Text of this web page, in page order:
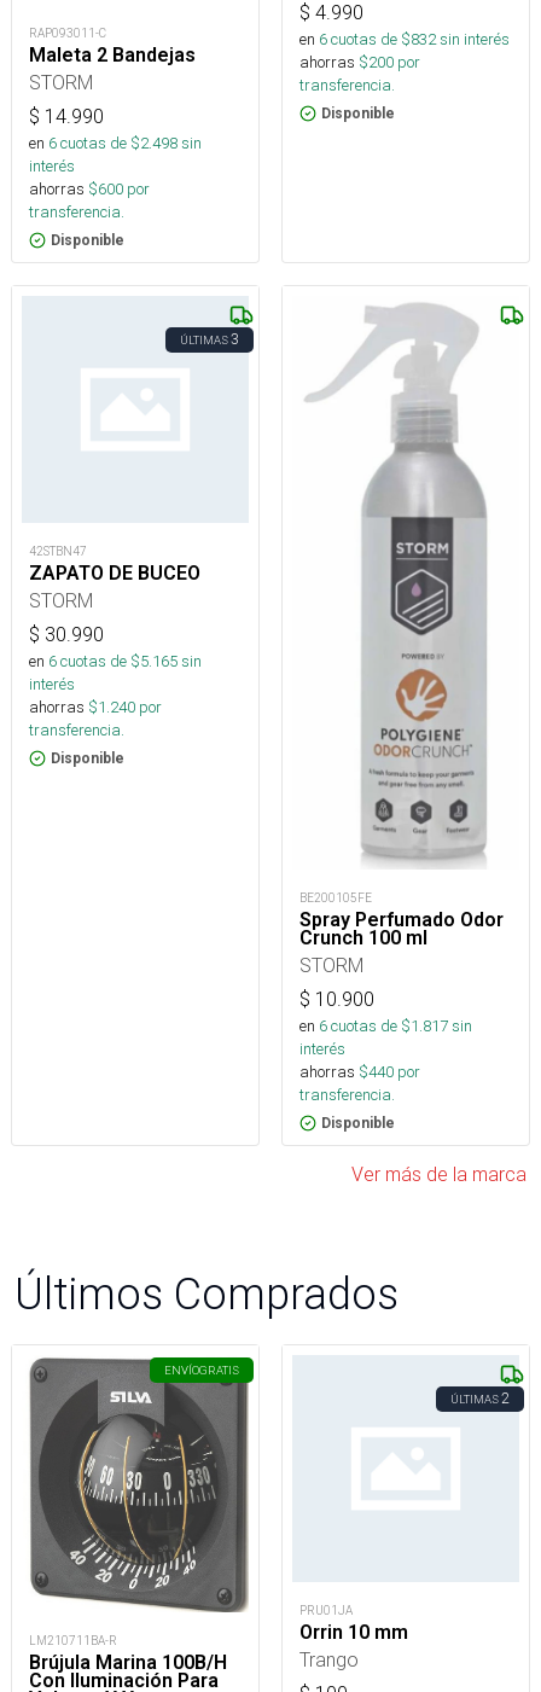
RAP093011-C
Maleta 2 Bandejas
STORM
$ 14.990
en 6cuotas de $2.498sin
interés
ahorras $600 por
transferencia.
Disponible
$ 4.990
en 6cuotas de $832sin interés
ahorras $200 por
transferencia.
Disponible
ÚLTIMAS3
42STBN47
ZAPATO DE BUCEO
STORM
$ 30.990
en 6cuotas de $5.165sin
interés
ahorras $1.240 por
transferencia.
Disponible
BE200105FE
Spray Perfumado Odor
Crunch 100 ml
STORM
$ 10.900
en 6cuotas de $1.817sin
interés
ahorras $440 por
transferencia.
Disponible
Ver más de la marca
Últimos Comprados
ENVÍOGRATIS
LM210711BA-R
Brújula Marina 100B/H
Con Iluminación Para
ÚLTIMAS2
PRU01JA
Orrin 10 mm
Trango